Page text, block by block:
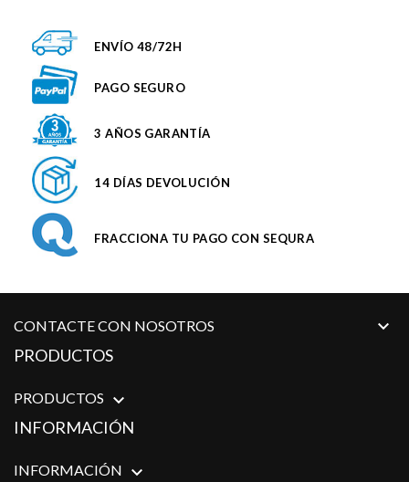
ENVÍO 48/72H
PAGO SEGURO
3 AÑOS GARANTÍA
14 DÍAS DEVOLUCIÓN
FRACCIONA TU PAGO CON SEQURA
CONTACTE CON NOSOTROS 
PRODUCTOS
PRODUCTOS 
INFORMACIÓN
INFORMACIÓN 